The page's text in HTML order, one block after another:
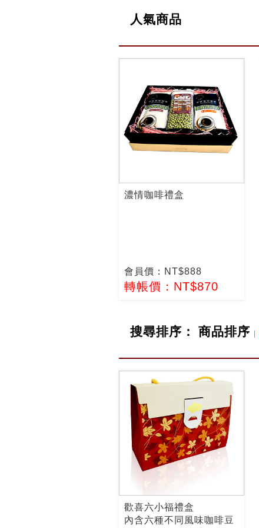
人氣商品
濃情咖啡禮盒
會員價：NT$888
轉帳價：NT$870
搜尋排序： 商品排序 |
歡喜六小福禮盒
內含六種不同風味咖啡豆